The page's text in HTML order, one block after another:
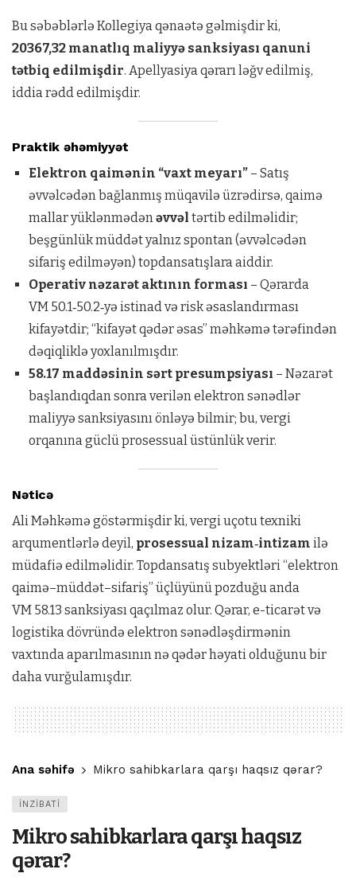
Bu səbəblərlə Kollegiya qənaətə gəlmişdir ki,
20367,32 manatlıq maliyyə sanksiyası qanuni
tətbiq edilmişdir. Apellyasiya qərarı ləğv edilmiş,
iddia rədd edilmişdir.
Praktik əhəmiyyət
Elektron qaimənin “vaxt meyarı”– Satış
əvvəlcədən bağlanmış müqavilə üzrədirsə, qaimə
mallar yüklənmədənəvvəl tərtib edilməlidir;
beşgünlük müddət yalnız spontan (əvvəlcədən
sifariş edilməyən) topdansatışlara aiddir.
Operativ nəzarət aktının forması – Qərarda
VM 50.1‑50.2‑yə istinad və risk əsaslandırması
kifayətdir; “kifayət qədər əsas” məhkəmə tərəfindən
dəqiqliklə yoxlanılmışdır.
58.17 maddəsinin sərt presumpsiyası – Nəzarət
başlandıqdan sonra verilən elektron sənədlər
maliyyə sanksiyasını önləyə bilmir; bu, vergi
orqanına güclü prosessual üstünlük verir.
Nəticə
Ali Məhkəmə göstərmişdir ki, vergi uçotu texniki
arqumentlərlə deyil, prosessual nizam‑intizam ilə
müdafiə edilməlidir. Topdansatış subyektləri “elektron
qaimə–müddət–sifariş” üçlüyünü pozduğu anda
VM 58.13 sanksiyası qaçılmaz olur. Qərar, e-ticarət və
logistika dövründə elektron sənədləşdirmənin
vaxtında aparılmasının nə qədər həyati olduğunu bir
daha vurğulamışdır.
Ana səhifə Mikro sahibkarlara qarşı haqsız qərar?
İNZİBATİ
Mikro sahibkarlara qarşı haqsız
qərar?